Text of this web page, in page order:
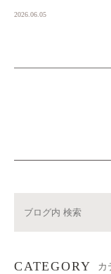
2026.06.05
CATEGORY カ